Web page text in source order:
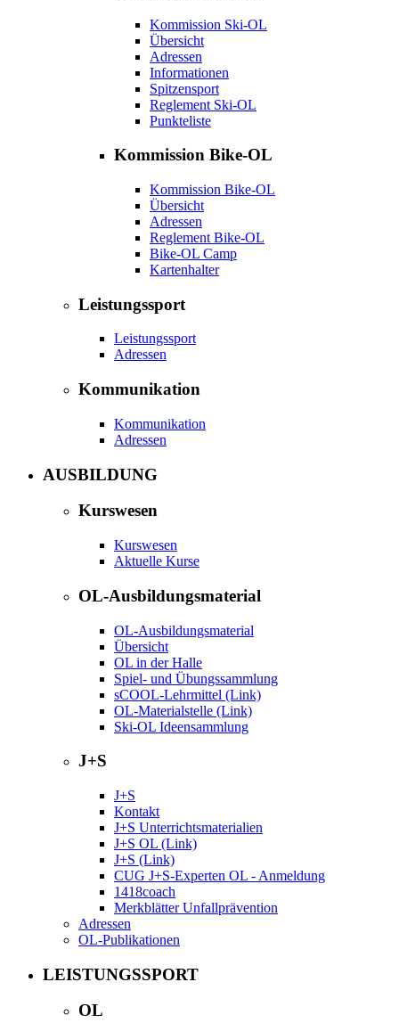
Kommission Ski-OL
Übersicht
Adressen
Informationen
Spitzensport
Reglement Ski-OL
Punkteliste
Kommission Bike-OL
Kommission Bike-OL
Übersicht
Adressen
Reglement Bike-OL
Bike-OL Camp
Kartenhalter
Leistungssport
Leistungssport
Adressen
Kommunikation
Kommunikation
Adressen
AUSBILDUNG
Kurswesen
Kurswesen
Aktuelle Kurse
OL-Ausbildungsmaterial
OL-Ausbildungsmaterial
Übersicht
OL in der Halle
Spiel- und Übungssammlung
sCOOL-Lehrmittel (Link)
OL-Materialstelle (Link)
Ski-OL Ideensammlung
J+S
J+S
Kontakt
J+S Unterrichtsmaterialien
J+S OL (Link)
J+S (Link)
CUG J+S-Experten OL - Anmeldung
1418coach
Merkblätter Unfallprävention
Adressen
OL-Publikationen
LEISTUNGSSPORT
OL